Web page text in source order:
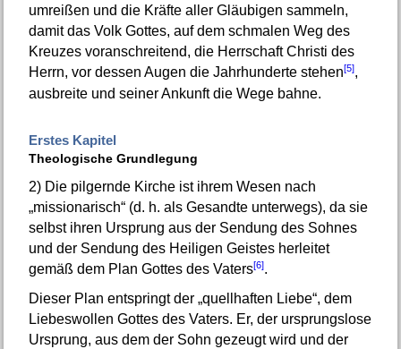
umreißen und die Kräfte aller Gläubigen sammeln,
damit das Volk Gottes, auf dem schmalen Weg des
Kreuzes voranschreitend, die Herrschaft Christi des
Herrn, vor dessen Augen die Jahrhunderte stehen[5],
ausbreite und seiner Ankunft die Wege bahne.
Erstes Kapitel
Theologische Grundlegung
2)Die pilgernde Kirche ist ihrem Wesen nach
„missionarisch“ (d. h. als Gesandte unterwegs), da sie
selbst ihren Ursprung aus der Sendung des Sohnes
und der Sendung des Heiligen Geistes herleitet
gemäß dem Plan Gottes des Vaters[6].
Dieser Plan entspringt der „quellhaften Liebe“, dem
Liebeswollen Gottes des Vaters. Er, der ursprungslose
Ursprung, aus dem der Sohn gezeugt wird und der